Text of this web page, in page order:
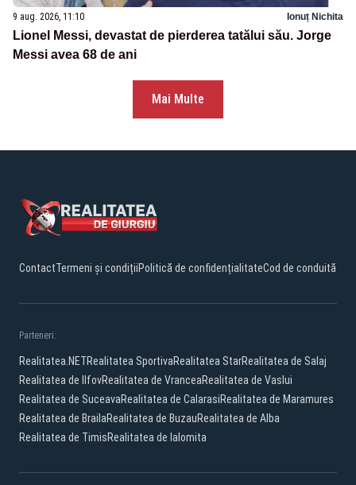
9 aug. 2026, 11:10 Ionuț Nichita
Lionel Messi, devastat de pierderea tatălui său. Jorge
Messi avea 68 de ani
Mai Multe
ContactTermeni și condițiiPolitică de confidențialitateCod de conduită
Parteneri:
Realitatea.NETRealitatea SportivaRealitatea StarRealitatea de Salaj
Realitatea de IlfovRealitatea de VranceaRealitatea de Vaslui
Realitatea de SuceavaRealitatea de CalarasiRealitatea de Maramures
Realitatea de BrailaRealitatea de BuzauRealitatea de Alba
Realitatea de TimisRealitatea de Ialomita